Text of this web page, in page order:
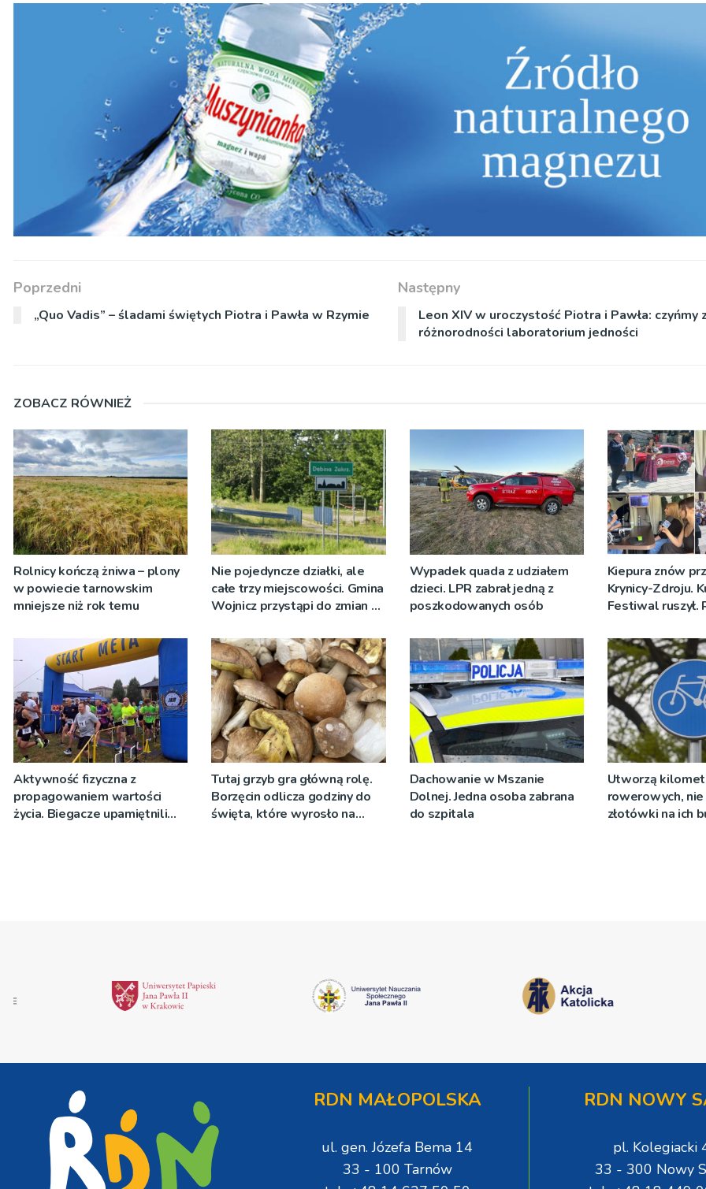
Poprzedni
„Quo Vadis” – śladami świętych Piotra i Pawła w Rzymie
Następny
Leon XIV w uroczystość Piotra i Pawła: czyńmy
różnorodności laboratorium jedności
ZOBACZ RÓWNIEŻ
Rolnicy kończą żniwa – plony
w powiecie tarnowskim
mniejsze niż rok temu
Nie pojedyncze działki, ale
całe trzy miejscowości. Gmina
Wojnicz przystąpi do zmian w
Wypadek quada z udziałem
dzieci. LPR zabrał jedną z
poszkodowanych osób
Kiepura znów
Krynicy-Zdroju.
Festiwal ruszył.
[ZDJĘCIA]
Aktywność fizyczna z
propagowaniem wartości
życia. Biegacze upamiętnili
Tutaj grzyb gra główną rolę.
Borzęcin odlicza godziny do
święta, które wyrosło na
Dachowanie w Mszanie
Dolnej. Jedna osoba zabrana
do szpitala
Utworzą
rowerowych,
złotówki na ich
RDN MAŁOPOLSKA
ul. gen. Józefa Bema 14
33 - 100 Tarnów
RDN NOWY
pl. Kolegiacki
33 - 300 Nowy